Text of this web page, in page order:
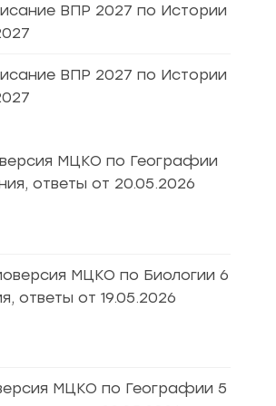
ВПР 2027 по Истории
ВПР 2027 по Истории
МЦКО по Географии
ответы от 20.05.2026
МЦКО по Биологии 6
ответы от 19.05.2026
МЦКО по Географии 5